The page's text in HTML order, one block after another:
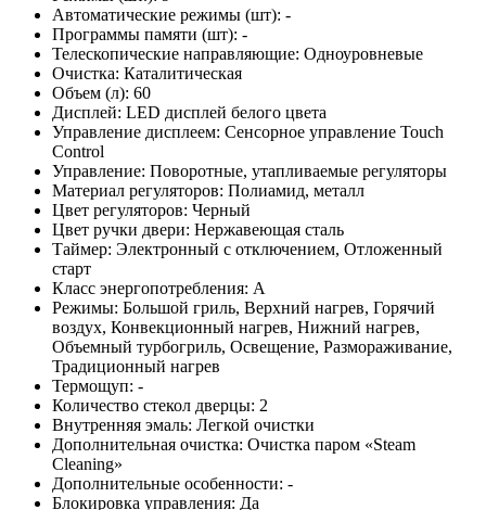
Автоматические режимы (шт): -
Программы памяти (шт): -
Телескопические направляющие: Одноуровневые
Очистка: Каталитическая
Объем (л): 60
Дисплей: LED дисплей белого цвета
Управление дисплеем: Сенсорное управление Touch
Control
Управление: Поворотные, утапливаемые регуляторы
Материал регуляторов: Полиамид, металл
Цвет регуляторов: Черный
Цвет ручки двери: Нержавеющая сталь
Таймер: Электронный с отключением, Отложенный
старт
Класс энергопотребления: A
Режимы: Большой гриль, Верхний нагрев, Горячий
воздух, Конвекционный нагрев, Нижний нагрев,
Объемный турбогриль, Освещение, Размораживание,
Традиционный нагрев
Термощуп: -
Количество стекол дверцы: 2
Внутренняя эмаль: Легкой очистки
Дополнительная очистка: Очистка паром «Steam
Cleaning»
Дополнительные особенности: -
Блокировка управления: Да